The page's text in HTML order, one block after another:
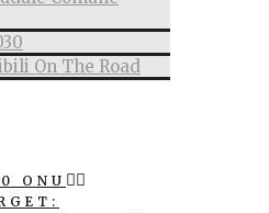
On The Road
ONU